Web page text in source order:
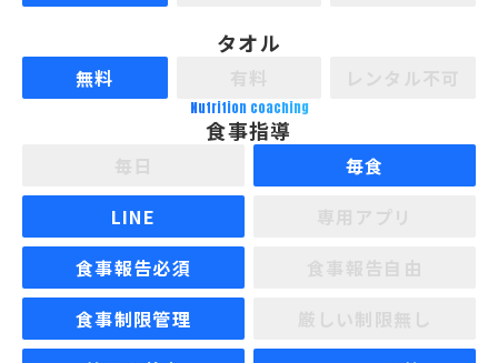
タオル
無料
Nutrition coaching
食事指導
毎食
LINE
食事報告必須
食事制限管理